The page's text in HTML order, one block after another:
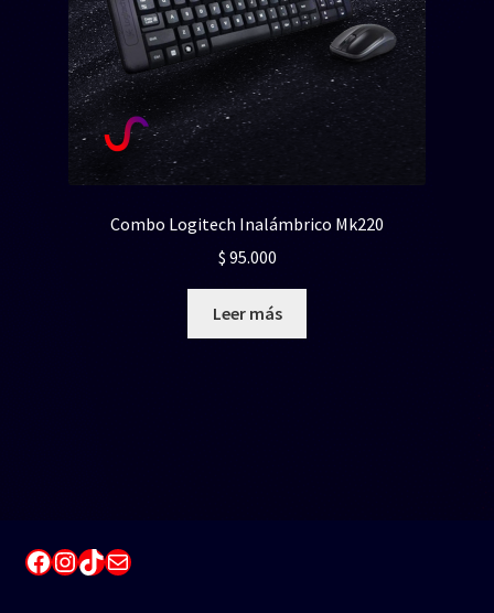
Combo Logitech Inalámbrico Mk220
$ 95.000
Leer más
Facebook
Instagram
TikTok
Correo electrónico